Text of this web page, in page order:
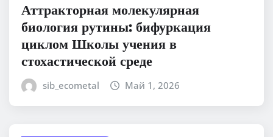
Аттракторная молекулярная
биология рутины: бифуркация
циклом Школы учения в
стохастической среде
sib_ecometal Май 1, 2026